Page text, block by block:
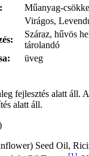
Műanyag-
Virágos,
Száraz, hűvös
tárolandó
üveg
fejlesztés alatt áll.
alatt áll.
Seed Oil,